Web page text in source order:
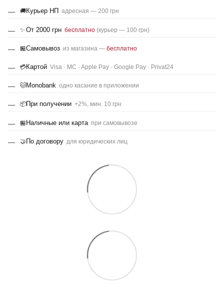
🚚Курьер НП адресная — 200 грн
✨ От 2000 грн бесплатно (курьер — 100 грн)
🏪Самовывоз из магазина — бесплатно
💳Картой Visa · MC · Apple Pay · Google Pay · Privat24
🐱Monobank одно касание в приложении
📦При получении +2%, мин. 10 грн
🏪Наличные или карта при самовывозе
🤝По договору для юридических лиц